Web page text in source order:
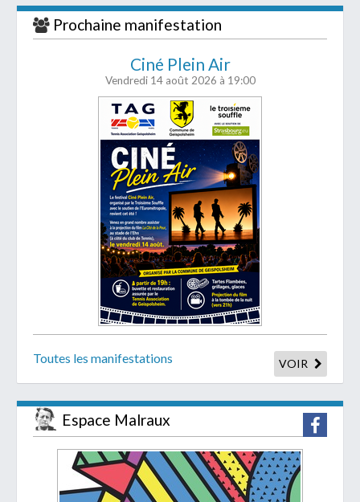
Prochaine manifestation
Ciné Plein Air
Vendredi 14 août 2026 à 19:00
Toutes les manifestations VOIR
Espace Malraux